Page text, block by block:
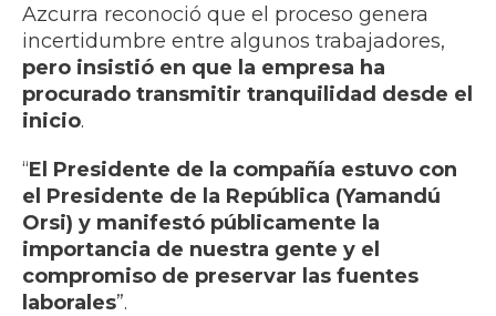
Azcurra reconoció que el proceso genera
incertidumbre entre algunos trabajadores,
pero insistió en que la empresa ha
procurado transmitir tranquilidad desde el
inicio.
“El Presidente de la compañía estuvo con
el Presidente de la República (Yamandú
Orsi) y manifestó públicamente la
importancia de nuestra gente y el
compromiso de preservar las fuentes
laborales”.